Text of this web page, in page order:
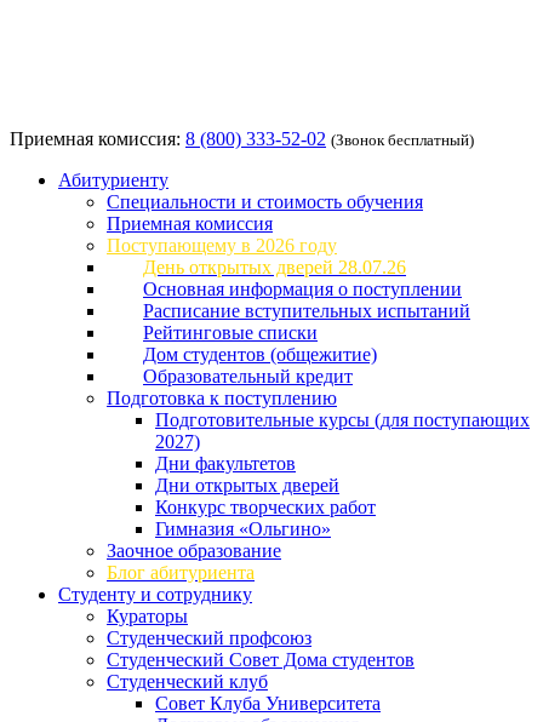
Приемная комиссия: 8 (800) 333-52-02 (Звонок бесплатный)
Абитуриенту
Специальности и стоимость обучения
Приемная комиссия
Поступающему в 2026 году
День открытых дверей 28.07.26
Основная информация о поступлении
Расписание вступительных испытаний
Рейтинговые списки
Дом студентов (общежитие)
Образовательный кредит
Подготовка к поступлению
Подготовительные курсы (для поступающих
2027)
Дни факультетов
Дни открытых дверей
Конкурс творческих работ
Гимназия «Ольгино»
Заочное образование
Блог абитуриента
Студенту и сотруднику
Кураторы
Студенческий профсоюз
Студенческий Совет Дома студентов
Студенческий клуб
Совет Клуба Университета